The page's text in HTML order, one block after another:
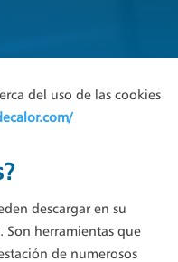
del uso de las cookies
descargar en su
Son herramientas que
de numerosos